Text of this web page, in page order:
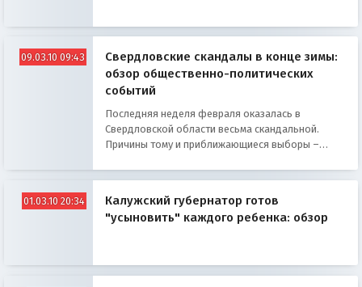
09.03.10 09:43
Свердловские скандалы в конце зимы:
обзор общественно-политических
событий
Последняя неделя февраля оказалась в
Свердловской области весьма скандальной.
Причины тому и приближающиеся выборы –
бизнесменами и чиновниками.
01.03.10 20:34
Калужский губернатор готов
"усыновить" каждого ребенка: обзор